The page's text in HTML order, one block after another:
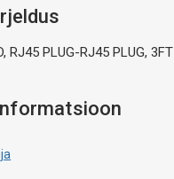
RJ45 PLUG-RJ45 PLUG, 3FT